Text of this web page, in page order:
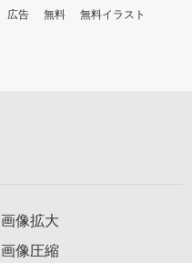
広告 無料
無料イラスト
画像拡大
画像圧縮